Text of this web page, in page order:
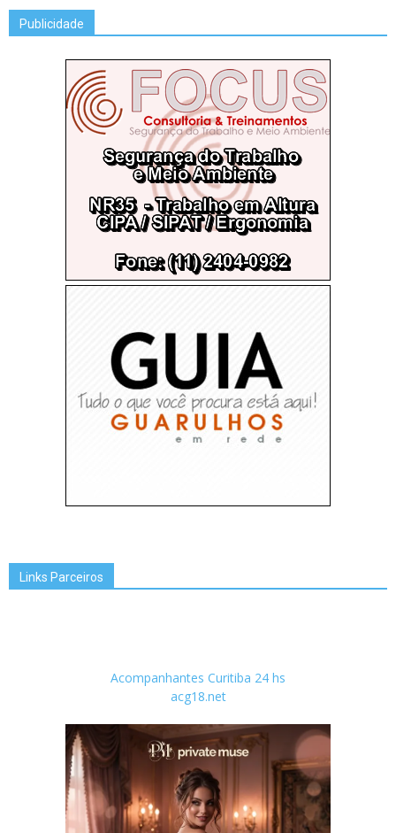
Publicidade
Links Parceiros
Acompanhantes Curitiba 24 hs
acg18.net